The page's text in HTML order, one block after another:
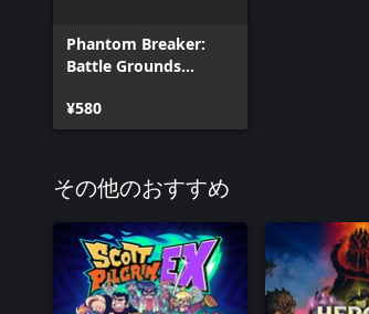
Phantom Breaker:
Battle Grounds
¥580
その他のおすすめ